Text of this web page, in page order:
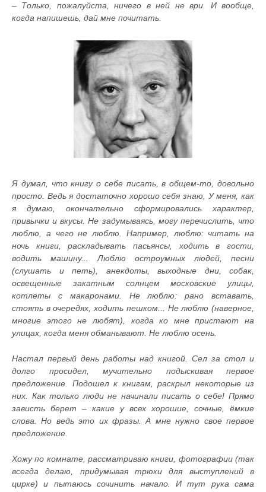
– Только, пожалуйста, ничего в ней не ври. И вообще,
когда напишешь, дай мне почитать.
Я думал, что книгу о себе писать, в общем-то, довольно
просто. Ведь я достаточно хорошо себя знаю, У меня, как
я думаю, окончательно сформировались характер,
привычки и вкусы. Не задумываясь, могу перечислить, что
люблю, а чего не люблю. Например, люблю: читать на
ночь книги, раскладывать пасьянсы, ходить в гости,
водить машину... Люблю остроумных людей, песни
(слушать и петь), анекдоты, выходные дни, собак,
освещенные закатным солнцем московские улицы,
котлеты с макаронами. Не люблю: рано вставать,
стоять в очередях, ходить пешком... Не люблю (наверное,
многие этого не любят), когда ко мне пристают на
улицах, когда меня обманывают. Не люблю осень.
Настал первый день работы над книгой. Сел за стол и
долго просидел, мучительно подыскивая первое
предложение. Подошел к книгам, раскрыл некоторые из
них. Как только люди не начинали писать о себе! Прямо
зависть берет – какие у всех хорошие, сочные, ёмкие
слова. Но ведь это их фразы. А мне нужно свое первое
предложение.
Хожу по комнате, рассматриваю книги, фотографии (так
всегда делаю, придумывая трюки для выступлений в
цирке) и пытаюсь сочинить начало. И тут рука сама